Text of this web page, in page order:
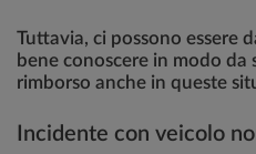
Tuttavia, ci possono essere
bene conoscere in modo da
rimborso anche in queste
Incidente con veicolo